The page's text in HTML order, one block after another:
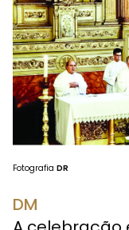
Fotografia DR
DM